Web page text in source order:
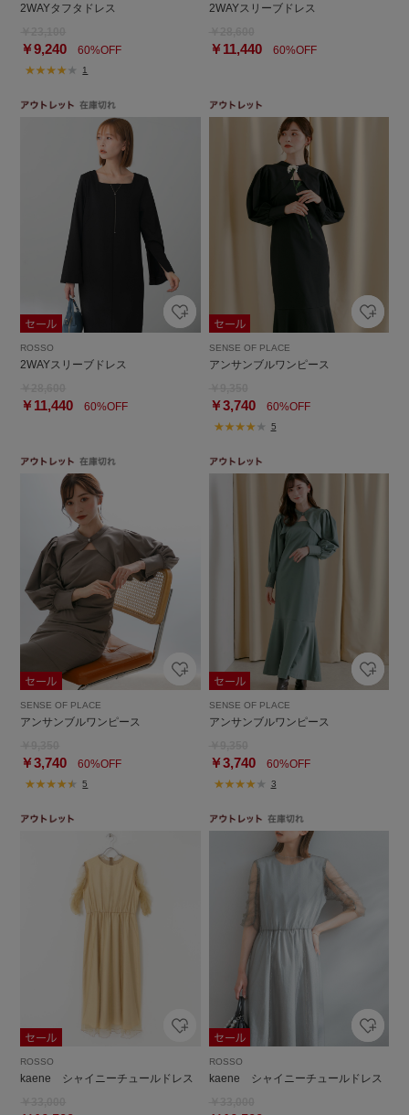
2WAYタフタドレス
￥9,240 60%OFF
1
2WAYスリーブドレス
￥11,44060%OFF
ROSSO
2WAYスリーブドレス
￥11,440 60%OFF
SENSE OF PLACE
アンサンブルワンピース
￥3,74060%OFF
5
SENSE OF PLACE
アンサンブルワンピース
￥3,740 60%OFF
5
SENSE OF PLACE
アンサンブルワンピース
￥3,74060%OFF
3
ROSSO
kaene シャイニーチュールドレス
ROSSO
kaene シャイニーチュールドレス